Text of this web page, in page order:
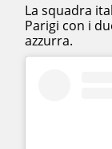
La squadra
Parigi con i
azzurra.